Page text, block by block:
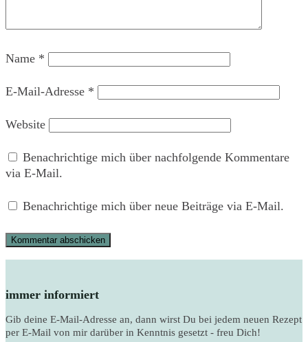
Name *
E-Mail-Adresse *
Website
Benachrichtige mich über nachfolgende Kommentare
via E-Mail.
Benachrichtige mich über neue Beiträge via E-Mail.
immer informiert
Gib deine E-Mail-Adresse an, dann wirst Du bei jedem neuen Rezept
per E-Mail von mir darüber in Kenntnis gesetzt - freu Dich!